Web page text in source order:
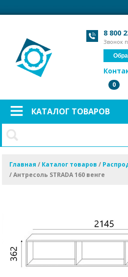
8 800
Звонок
0
КАТАЛОГ ТОВАРОВ
Главная / Каталог товаров /
/Антресоль STRADA 160 венге